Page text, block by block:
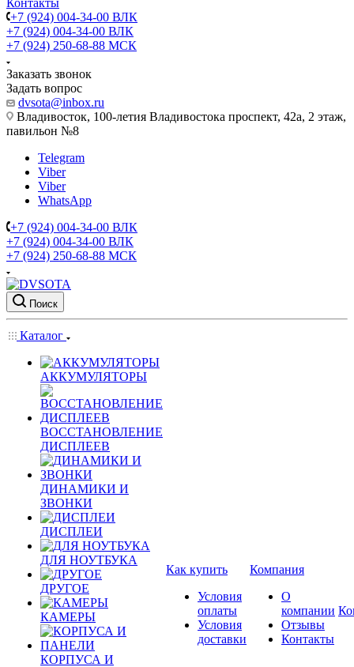
Контакты
+7 (924) 004-34-00 ВЛК
+7 (924) 004-34-00 ВЛК
+7 (924) 250-68-88 МСК
Заказать звонок
Задать вопрос
dvsota@inbox.ru
Владивосток, 100-летия Владивостока проспект, 42а, 2 этаж,
павильон №8
Telegram
Viber
Viber
WhatsApp
+7 (924) 004-34-00 ВЛК
+7 (924) 004-34-00 ВЛК
+7 (924) 250-68-88 МСК
Поиск
Каталог
АККУМУЛЯТОРЫ
ВОССТАНОВЛЕНИЕ
ДИСПЛЕЕВ
ДИНАМИКИ И
ЗВОНКИ
ДИСПЛЕИ
ДЛЯ НОУТБУКА
ДРУГОЕ
КАМЕРЫ
КОРПУСА И
Как купить
Условия
оплаты
Условия
доставки
Компания
О
компании
Отзывы
Контакты